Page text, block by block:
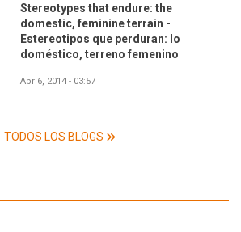
Stereotypes that endure: the
domestic, feminine terrain -
Estereotipos que perduran: lo
doméstico, terreno femenino
Apr 6, 2014 - 03:57
TODOS LOS BLOGS